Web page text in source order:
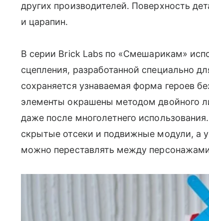
других производителей. Поверхность
и царапин.
В серии Brick Labs по «Смешарикам»
сцепления, разработанной специально
сохраняется узнаваемая форма героев
элементы окрашены методом двойного
даже после многолетнего
скрытые отсеки и подвижные модули, а
можно переставлять между